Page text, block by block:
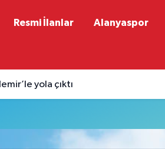
Resmi İlanlar Alanyaspor
yola çıktı